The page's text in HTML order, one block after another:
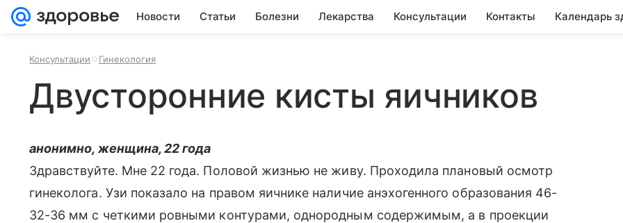
Новости Статьи Болезни Лекарства Консультации Контакты Календарь
Консультации Гинекология
Двусторонние кисты яичников
анонимно, женщина, 22 года
Здравствуйте. Мне 22 года. Половой жизнью не живу. Проходила плановый осмотр
гинеколога. Узи показало на правом яичнике наличие анэхогенного образования 46-
32-36 мм с четкими ровными контурами, однородным содержимым, а в проекции